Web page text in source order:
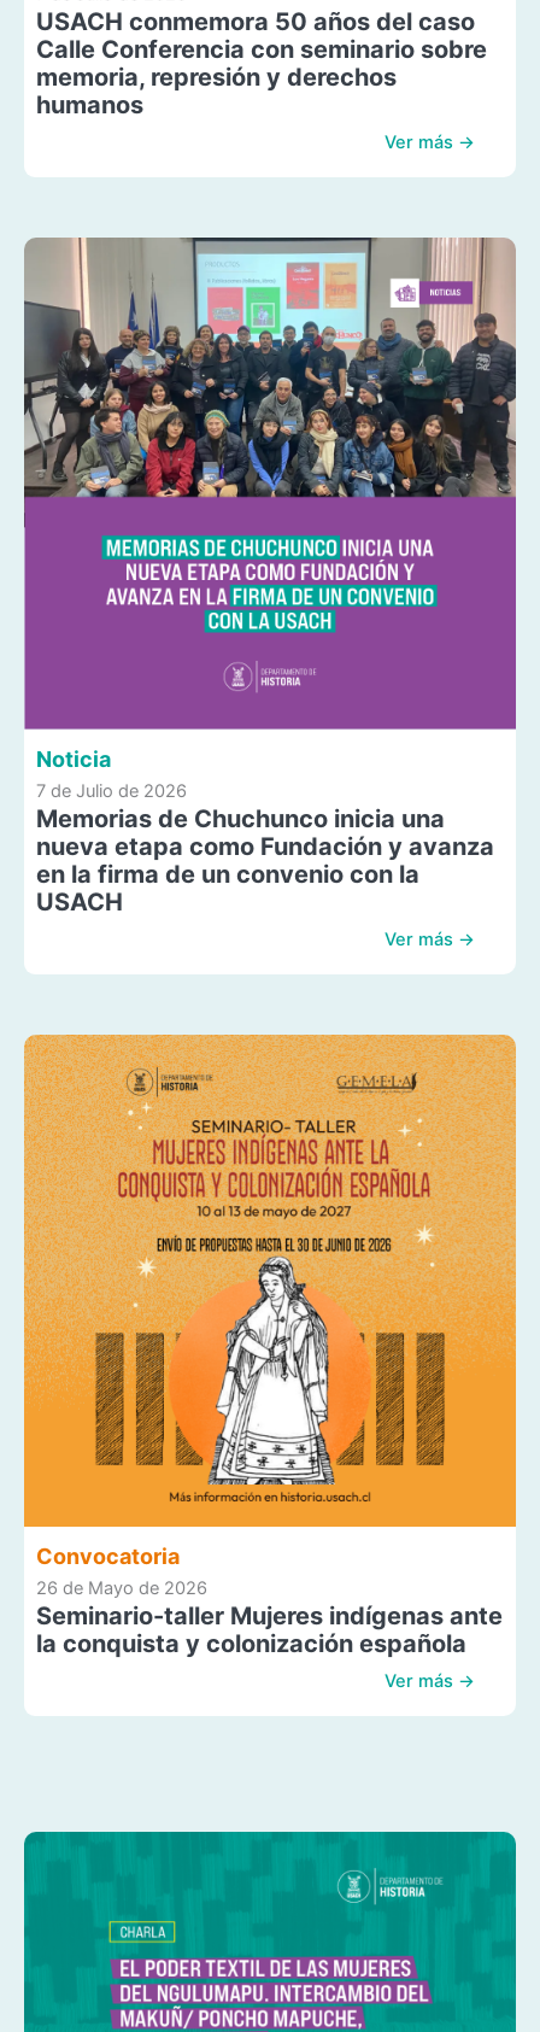
USACH conmemora 50 años del caso
Calle Conferencia con seminario sobre
memoria, represión y derechos
humanos
Ver más →
Noticia
7 de Julio de 2026
Memorias de Chuchunco inicia una
nueva etapa como Fundación y avanza
en la firma de un convenio con la
USACH
Ver más →
Convocatoria
26 de Mayo de 2026
Seminario-taller Mujeres indígenas ante
la conquista y colonización española
Ver más →